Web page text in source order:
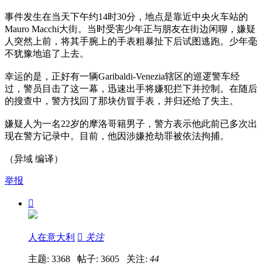
事件发生在当天下午约14时30分，地点是靠近中央火车站的
Mauro Macchi大街。当时受害少年正与朋友在街边闲聊，嫌疑
人突然上前，将其手腕上的手表粗暴扯下后试图逃跑。少年毫
不犹豫地追了上去。
幸运的是，正好有一辆Garibaldi-Venezia辖区的巡逻警车经
过，警员目击了这一幕，迅速出手将嫌犯拦下并控制。在随后
的搜查中，警方找回了那块仿冒手表，并归还给了失主。
嫌疑人为一名22岁的摩洛哥籍男子，警方表示他此前已多次出
现在警方记录中。目前，他因涉嫌抢劫罪被依法拘捕。
（异域 编译）
举报

人在意大利  关注
主题: 3368 帖子: 3605 关注: 44